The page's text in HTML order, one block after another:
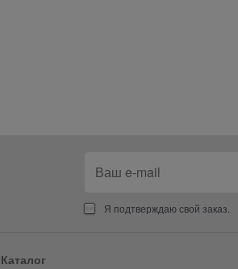
Я подтверждаю свой заказ.
Каталог